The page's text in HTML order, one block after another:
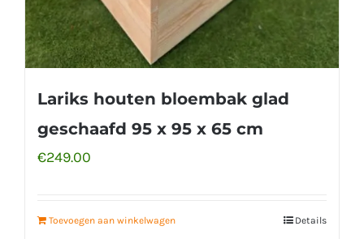
Lariks houten bloembak glad
geschaafd 95 x 95 x 65 cm
€249.00
Toevoegen aan winkelwagen Details